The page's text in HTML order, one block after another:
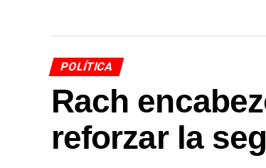
POLÍTICA
Rach
reforzar la